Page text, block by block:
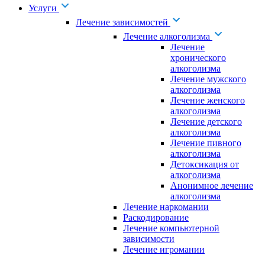
Услуги
Лечение зависимостей
Лечение алкоголизма
Лечение
хронического
алкоголизма
Лечение мужского
алкоголизма
Лечение женского
алкоголизма
Лечение детского
алкоголизма
Лечение пивного
алкоголизма
Детоксикация от
алкоголизма
Анонимное лечение
алкоголизма
Лечение наркомании
Раскодирование
Лечение компьютерной
зависимости
Лечение игромании